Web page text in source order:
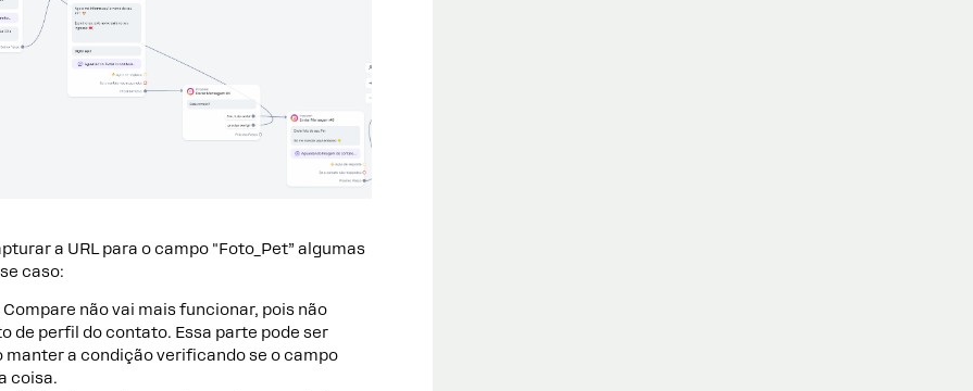
a URL para o campo "Foto_Pet” algumas
caso:
não vai mais funcionar, pois não
de perfil do contato. Essa parte pode ser
manter a condição verificando se o campo
coisa.